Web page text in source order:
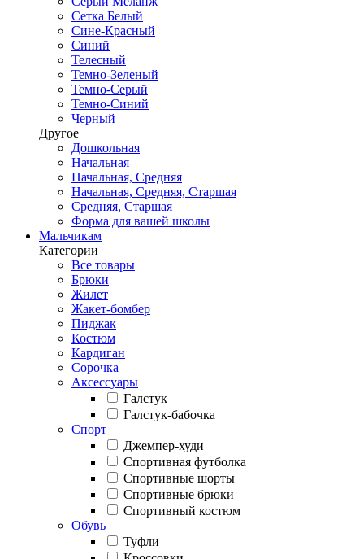
Сетка Белый
Сине-Красный
Синий
Телесный
Темно-Зеленый
Темно-Серый
Темно-Синий
Черный
Другое
Дошкольная
Начальная
Начальная, Средняя
Начальная, Средняя, Старшая
Средняя, Старшая
Форма для вашей школы
Мальчикам
Категории
Все товары
Брюки
Жилет
Жакет-бомбер
Пиджак
Костюм
Кардиган
Сорочка
Аксессуары
Галстук
Галстук-бабочка
Спорт
Джемпер-худи
Спортивная футболка
Спортивные шорты
Спортивные брюки
Спортивный костюм
Обувь
Туфли